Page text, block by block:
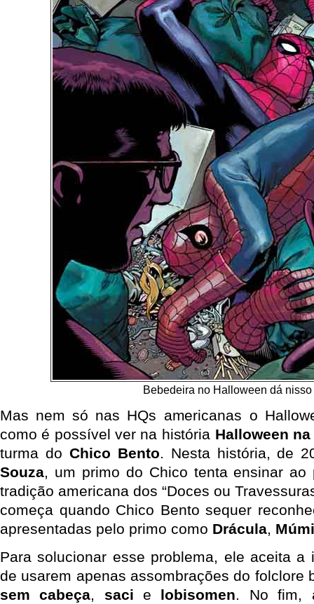
Bebedeira no Halloween dá nisso
Mas nem só nas HQs americanas o
como é possível ver na história Halloween
turma do Chico Bento. Nesta história, de
Souza, um primo do Chico tenta ensinar ao
tradição americana dos “Doces ou
começa quando Chico Bento sequer
apresentadas pelo primo como Drácula,
Para solucionar esse problema, ele aceita a
de usarem apenas assombrações do folclore
sem cabeça, saci e lobisomen. No fim,